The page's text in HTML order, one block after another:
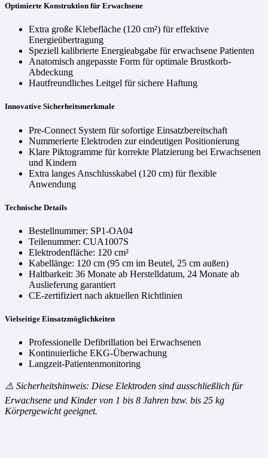
Optimierte Konstruktion für Erwachsene
Extra große Klebefläche (120 cm²) für effektive
Energieübertragung
Speziell kalibrierte Energieabgabe für erwachsene Patienten
Anatomisch angepasste Form für optimale Brustkorb-
Abdeckung
Hautfreundliches Leitgel für sichere Haftung
Innovative Sicherheitsmerkmale
Pre-Connect System für sofortige Einsatzbereitschaft
Nummerierte Elektroden zur eindeutigen Positionierung
Klare Piktogramme für korrekte Platzierung bei Erwachsenen
und Kindern
Extra langes Anschlusskabel (120 cm) für flexible
Anwendung
Technische Details
Bestellnummer: SP1-OA04
Teilenummer: CUA1007S
Elektrodenfläche: 120 cm²
Kabellänge: 120 cm (95 cm im Beutel, 25 cm außen)
Haltbarkeit: 36 Monate ab Herstelldatum, 24 Monate ab
Auslieferung garantiert
CE-zertifiziert nach aktuellen Richtlinien
Vielseitige Einsatzmöglichkeiten
Professionelle Defibrillation bei Erwachsenen
Kontinuierliche EKG-Überwachung
Langzeit-Patientenmonitoring
⚠️ Sicherheitshinweis: Diese Elektroden sind ausschließlich für
Erwachsene und Kinder von 1 bis 8 Jahren bzw. bis 25 kg
Körpergewicht geeignet.